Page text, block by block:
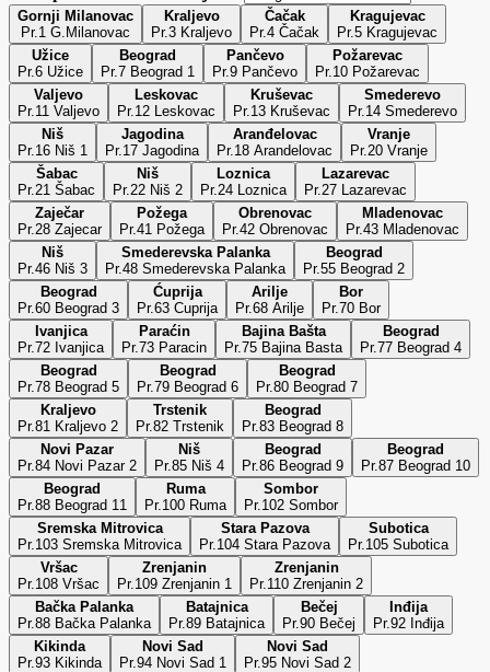
Gornji Milanovac
Pr.1 G.Milanovac
Kraljevo
Pr.3 Kraljevo
Čačak
Pr.4 Čačak
Kragujevac
Pr.5 Kragujevac
Užice
Pr.6 Užice
Beograd
Pr.7 Beograd 1
Pančevo
Pr.9 Pančevo
Požarevac
Pr.10 Požarevac
Valjevo
Pr.11 Valjevo
Leskovac
Pr.12 Leskovac
Kruševac
Pr.13 Kruševac
Smederevo
Pr.14 Smederevo
Niš
Pr.16 Niš 1
Jagodina
Pr.17 Jagodina
Aranđelovac
Pr.18 Arandelovac
Vranje
Pr.20 Vranje
Šabac
Pr.21 Šabac
Niš
Pr.22 Niš 2
Loznica
Pr.24 Loznica
Lazarevac
Pr.27 Lazarevac
Zaječar
Pr.28 Zajecar
Požega
Pr.41 Požega
Obrenovac
Pr.42 Obrenovac
Mladenovac
Pr.43 Mladenovac
Niš
Pr.46 Niš 3
Smederevska Palanka
Pr.48 Smederevska Palanka
Beograd
Pr.55 Beograd 2
Beograd
Pr.60 Beograd 3
Ćuprija
Pr.63 Cuprija
Arilje
Pr.68 Arilje
Bor
Pr.70 Bor
Ivanjica
Pr.72 Ivanjica
Paraćin
Pr.73 Paracin
Bajina Bašta
Pr.75 Bajina Basta
Beograd
Pr.77 Beograd 4
Beograd
Pr.78 Beograd 5
Beograd
Pr.79 Beograd 6
Beograd
Pr.80 Beograd 7
Kraljevo
Pr.81 Kraljevo 2
Trstenik
Pr.82 Trstenik
Beograd
Pr.83 Beograd 8
Novi Pazar
Pr.84 Novi Pazar 2
Niš
Pr.85 Niš 4
Beograd
Pr.86 Beograd 9
Beograd
Pr.87 Beograd 10
Beograd
Pr.88 Beograd 11
Ruma
Pr.100 Ruma
Sombor
Pr.102 Sombor
Sremska Mitrovica
Pr.103 Sremska Mitrovica
Stara Pazova
Pr.104 Stara Pazova
Subotica
Pr.105 Subotica
Vršac
Pr.108 Vršac
Zrenjanin
Pr.109 Zrenjanin 1
Zrenjanin
Pr.110 Zrenjanin 2
Bačka Palanka
Pr.88 Bačka Palanka
Batajnica
Pr.89 Batajnica
Bečej
Pr.90 Bečej
Inđija
Pr.92 Inđija
Kikinda
Pr.93 Kikinda
Novi Sad
Pr.94 Novi Sad 1
Novi Sad
Pr.95 Novi Sad 2